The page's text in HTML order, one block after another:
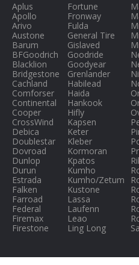
Aplus
Apollo
Arivo
Austone
Barum
BFGoodrich
Blacklion
Bridgestone
Cachland
Comforser
Continental
Cooper
CrossWind
Debica
Doublestar
Dovroad
Dunlop
Durun
Estrada
Falken
Farroad
Federal
Firemax
Firestone
Fortune
Fronway
Fulda
General Tire
Gislaved
Goodride
Goodyear
Grenlander
Habilead
Haida
Hankook
Hifly
Kapsen
Keter
Kleber
Kormoran
Kpatos
Kumho
Kumho/Zetum
Kustone
Lassa
Laufenn
Leao
Ling Long